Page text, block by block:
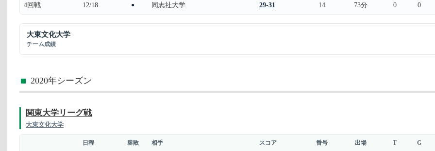
4回戦 12/18 ● 同志社大学 29-31 14 73分 0 0
大東文化大学
チーム成績
2020年シーズン
関東大学リーグ戦
大東文化大学
日程 勝敗 相手 スコア 番号 出場 T G